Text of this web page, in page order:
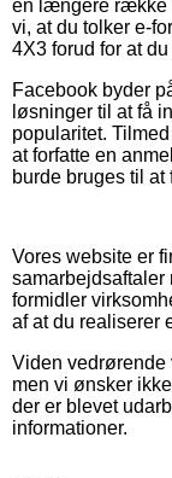
en længere række
vi, at du tolker e-
4X3 forud for at
Facebook byder
løsninger til at få
popularitet.
at forfatte en
burde bruges til
Vores website er
samarbejdsaftaler
formidler
af at du realiserer
Viden vedrørende
men vi ønsker
der er blevet
informationer.